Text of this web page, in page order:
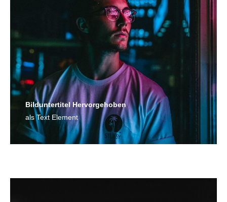
Bild­unter­titel Hervorgehoben
als Text Element